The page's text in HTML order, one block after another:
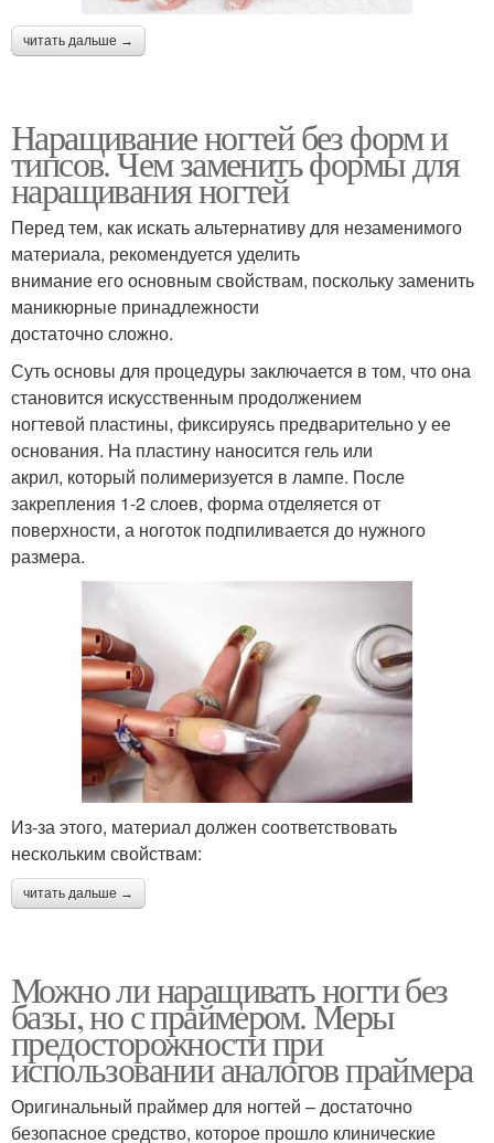
читать дальше →
Наращивание ногтей без форм и
типсов. Чем заменить формы для
наращивания ногтей
Перед тем, как искать альтернативу для незаменимого
материала, рекомендуется уделить
внимание его основным свойствам, поскольку заменить
маникюрные принадлежности
достаточно сложно.
Суть основы для процедуры заключается в том, что она
становится искусственным продолжением
ногтевой пластины, фиксируясь предварительно у ее
основания. На пластину наносится гель или
акрил, который полимеризуется в лампе. После
закрепления 1-2 слоев, форма отделяется от
поверхности, а ноготок подпиливается до нужного
размера.
Из-за этого, материал должен соответствовать
нескольким свойствам:
читать дальше →
Можно ли наращивать ногти без
базы, но с праймером. Меры
предосторожности при
использовании аналогов праймера
Оригинальный праймер для ногтей – достаточно
безопасное средство, которое прошло клинические